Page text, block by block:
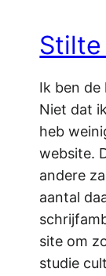
Ik ben de
Niet dat
heb
website.
andere
aantal
site om
studie